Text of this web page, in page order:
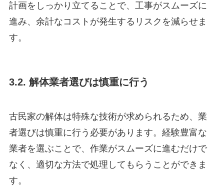
計画をしっかり立てることで、工事がスムーズに
進み、余計なコストが発生するリスクを減らせま
す。
3.2. 解体業者選びは慎重に行う
古民家の解体は特殊な技術が求められるため、業
者選びは慎重に行う必要があります。経験豊富な
業者を選ぶことで、作業がスムーズに進むだけで
なく、適切な方法で処理してもらうことができま
す。